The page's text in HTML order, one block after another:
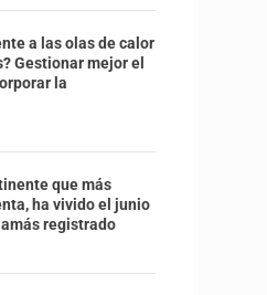
a las olas de calor
Gestionar mejor el
la
que más
ha vivido el junio
registrado